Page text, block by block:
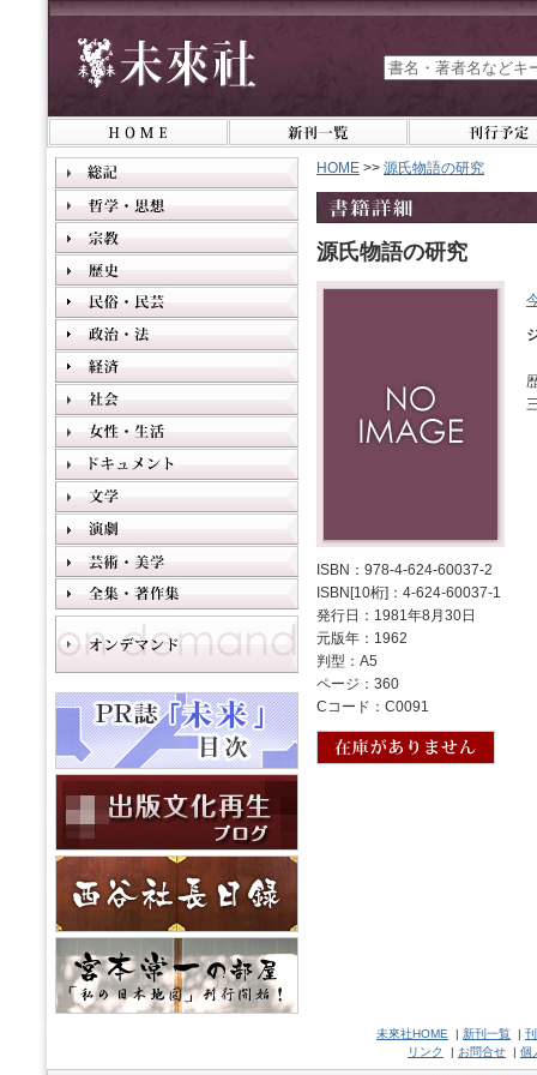
HOME >> 源氏物語の研究
源氏物語の研究
ISBN：978-4-624-60037-2
ISBN[10桁]：4-624-60037-1
発行日：1981年8月30日
元版年：1962
判型：A5
ページ：360
Cコード：C0091
未來社HOME | 新刊一覧 |
リンク
| お問合せ | 個